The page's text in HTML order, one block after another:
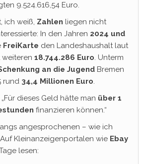
9.524.616,54 Euro.
ich weiß, Zahlen liegen nicht
In den Jahren 2024 und
FreiKarte den Landeshaushalt laut
weiteren 18.744.286 Euro. Unterm
an die Jugend Bremen
rund 34,4 Millionen Euro.
dieses Geld hätte man über 1
finanzieren können.“
angesprochenen – wie ich
Auf Kleinanzeigenportalen wie Ebay
lesen: